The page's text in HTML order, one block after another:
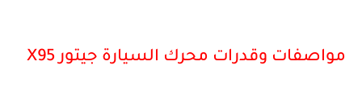
مواصفات وقدرات محرك السيارة جيتور X95